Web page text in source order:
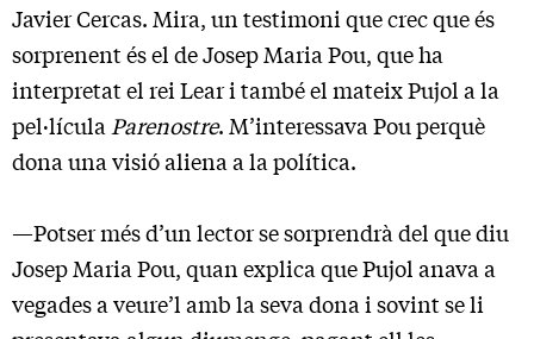
Javier Cercas. Mira, un testimoni que crec que és
sorprenent és el de Josep Maria Pou, que ha
interpretat el rei Lear i també el mateix Pujol a la
pel·lícula Parenostre. M’interessava Pou perquè
dona una visió aliena a la política.
—Potser més d’un lector se sorprendrà del que diu
Josep Maria Pou, quan explica que Pujol anava a
vegades a veure’l amb la seva dona i sovint se li